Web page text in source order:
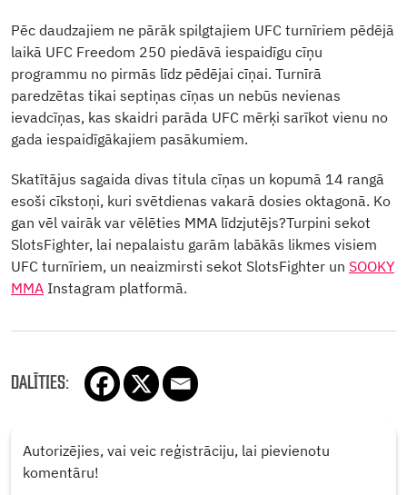
Pēc daudzajiem ne pārāk spilgtajiem UFC turnīriem pēdējā
laikā UFC Freedom 250 piedāvā iespaidīgu cīņu
programmu no pirmās līdz pēdējai cīņai. Turnīrā
paredzētas tikai septiņas cīņas un nebūs nevienas
ievadcīņas, kas skaidri parāda UFC mērķi sarīkot vienu no
gada iespaidīgākajiem pasākumiem.
Skatītājus sagaida divas titula cīņas un kopumā 14 rangā
esoši cīkstoņi, kuri svētdienas vakarā dosies oktagonā. Ko
gan vēl vairāk var vēlēties MMA līdzjutējs?Turpini sekot
SlotsFighter, lai nepalaistu garām labākās likmes visiem
UFC turnīriem, un neaizmirsti sekot SlotsFighter un SOOKY
MMA Instagram platformā.
DALĪTIES:
Autorizējies, vai veic reģistrāciju, lai pievienotu
komentāru!